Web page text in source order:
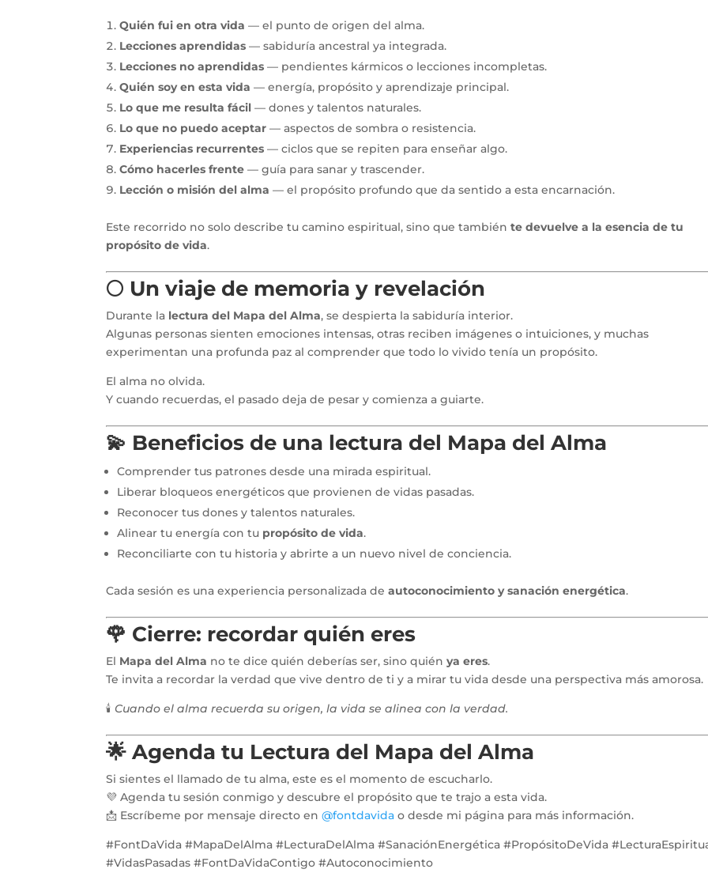
Quién fui en otra vida — el punto de origen del alma.
Lecciones aprendidas — sabiduría ancestral ya integrada.
Lecciones no aprendidas — pendientes kármicos o lecciones incompletas.
Quién soy en esta vida — energía, propósito y aprendizaje principal.
Lo que me resulta fácil — dones y talentos naturales.
Lo que no puedo aceptar — aspectos de sombra o resistencia.
Experiencias recurrentes — ciclos que se repiten para enseñar algo.
Cómo hacerles frente — guía para sanar y trascender.
Lección o misión del alma — el propósito profundo que da sentido a esta encarnación.
Este recorrido no solo describe tu camino espiritual, sino que tambiénte devuelve a la esencia de tu
propósito de vida.
🌕 Un viaje de memoria y revelación
Durante la lectura del Mapa del Alma, se despierta la sabiduría interior.
Algunas personas sienten emociones intensas, otras reciben imágenes o intuiciones, y muchas
experimentan una profunda paz al comprender que todo lo vivido tenía un propósito.
El alma no olvida.
Y cuando recuerdas, el pasado deja de pesar y comienza a guiarte.
💫 Beneficios de una lectura del Mapa del Alma
Comprender tus patrones desde una mirada espiritual.
Liberar bloqueos energéticos que provienen de vidas pasadas.
Reconocer tus dones y talentos naturales.
Alinear tu energía con tu propósito de vida.
Reconciliarte con tu historia y abrirte a un nuevo nivel de conciencia.
Cada sesión es una experiencia personalizada deautoconocimiento y sanación energética.
🌹 Cierre: recordar quién eres
El Mapa del Alma no te dice quién deberías ser, sino quiénya eres.
Te invita a recordar la verdad que vive dentro de ti y a mirar tu vida desde una perspectiva más amorosa.
🕯️ Cuando el alma recuerda su origen, la vida se alinea con la verdad.
🌟 Agenda tu Lectura del Mapa del Alma
Si sientes el llamado de tu alma, este es el momento de escucharlo.
💜 Agenda tu sesión conmigo y descubre el propósito que te trajo a esta vida.
📩 Escríbeme por mensaje directo en@fontdavida o desde mi página para más información.
#FontDaVida #MapaDelAlma #LecturaDelAlma #SanaciónEnergética #PropósitoDeVida
#VidasPasadas #FontDaVidaContigo #Autoconocimiento